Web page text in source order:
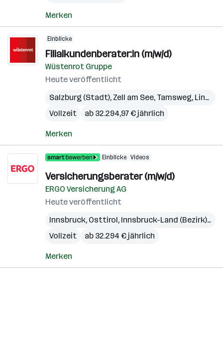
Merken
Einblicke
Filialkundenberater:in (m/w/d)
Wüstenrot Gruppe
Heute veröffentlicht
Salzburg (Stadt), Zell am See, Tamsweg, Linz
Vollzeit
ab 32.294,97 € jährlich
Merken
Einblicke Videos
Versicherungsberater (m/w/d)
ERGO Versicherung AG
Heute veröffentlicht
Innsbruck, Osttirol, Innsbruck-Land (Bezirk),
Vollzeit
ab 32.294 € jährlich
Merken